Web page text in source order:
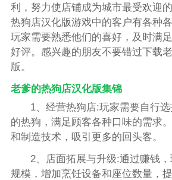
利，努力使店铺成为城市最受欢迎
热狗店汉化版游戏中的客户有各种
玩家需要熟悉他们的喜好，及时满
好评。感兴趣的朋友不要错过下载
版。
老爹的热狗店汉化版集锦
1、经营热狗店:玩家需要自行
的热狗，满足顾客各种口味的需求
和制造技术，吸引更多的回头客。
2、店面拓展与升级:通过赚钱
规模，增加烹饪设备和座位数量，